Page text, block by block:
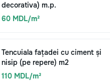
decorativa) m.p.
60 MDL/m²
Tencuiala fațadei cu ciment și
nisip (pe repere) m2
110 MDL/m²